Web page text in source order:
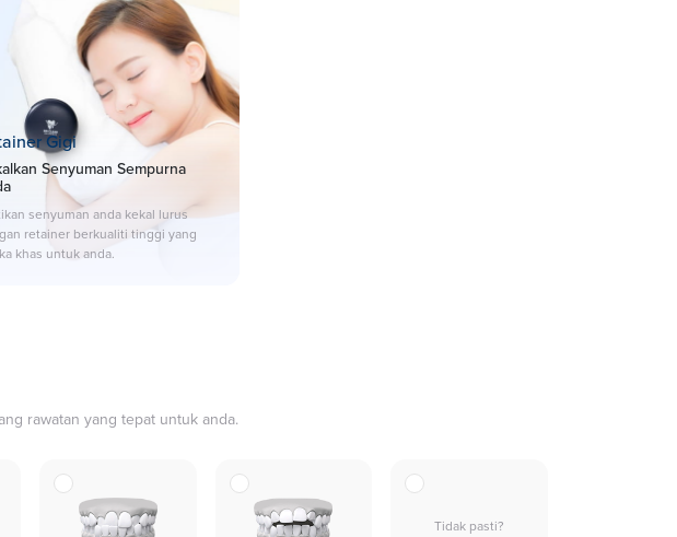
Gigi
Senyuman Sempurna
senyuman anda kekal lurus
retainer berkualiti tinggi yang
khas untuk anda.
rawatan yang tepat untuk anda.
Tidak pasti?